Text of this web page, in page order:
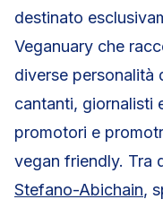
destinato
Veganuary che
diverse personalità
cantanti, giornalisti
promotori e
vegan friendly. Tra
Stefano-Abichain,